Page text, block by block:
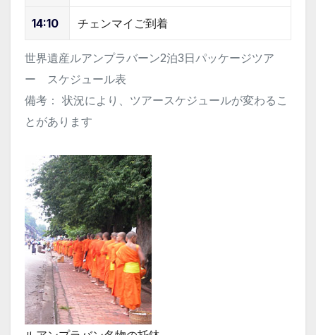
世界遺産ルアンプラバーン2泊3日パッケージツア
ー スケジュール表
備考： 状況により、ツアースケジュールが変わるこ
とがあります
14:10 チェンマイご到着